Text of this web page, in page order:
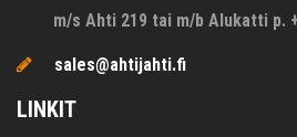
m/s Ahti 219 tai m/b Alukatti p.
sales@ahtijahti.fi
LINKIT